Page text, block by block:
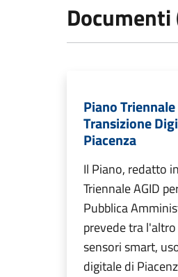
Documenti
Piano
Transizione
Piacenza
Il Piano, redatto
Triennale AGID
Pubblica
prevede tra
sensori smart,
digitale di